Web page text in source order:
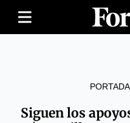
PORTADA
Siguen los